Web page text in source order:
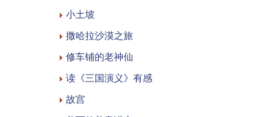
小土坡
撒哈拉沙漠之旅
修车铺的老神仙
读《三国演义》有感
故宫